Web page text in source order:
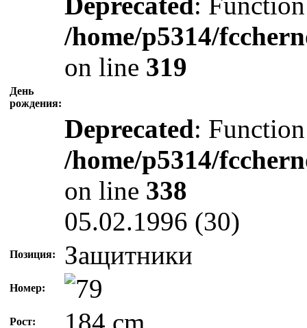
День
рождения:
/home/p5314/
on line 319
Deprecated:
/home/p5314/
on line 338
05.02.1996 (30)
Позиция: Защитники
Номер:
Рост: